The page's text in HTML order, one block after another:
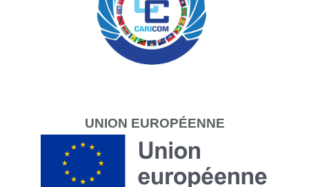
UNION EUROPÉENNE